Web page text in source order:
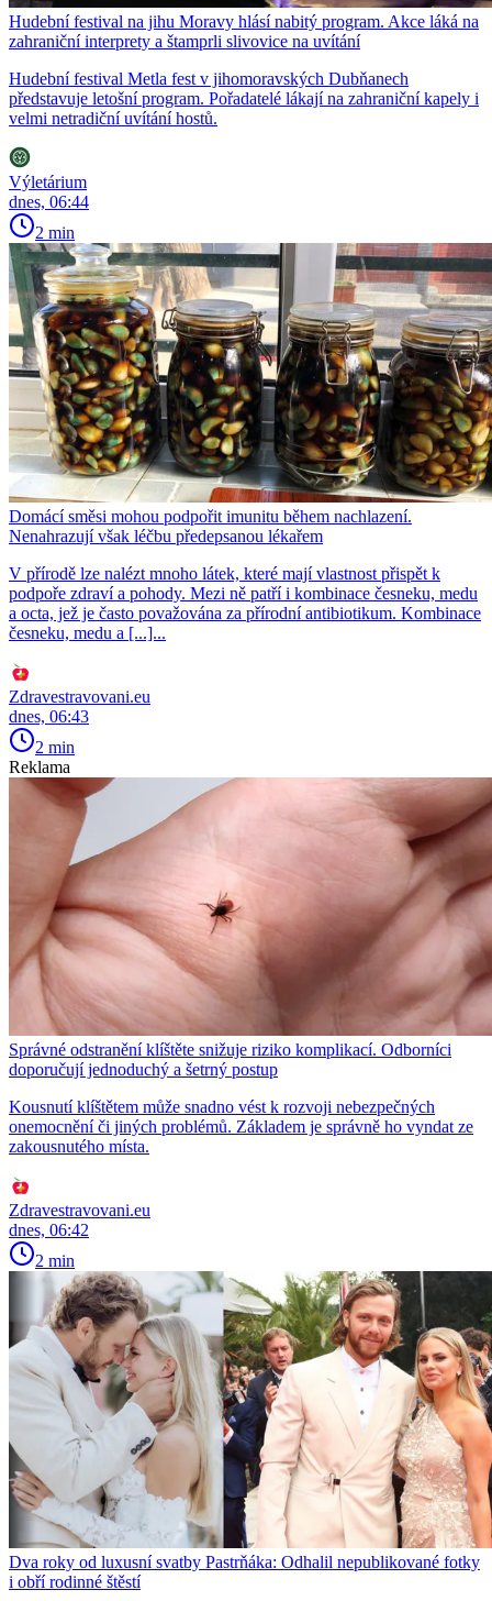
Hudební festival na jihu Moravy hlásí nabitý program. Akce láká na
zahraniční interprety a štamprli slivovice na uvítání
Hudební festival Metla fest v jihomoravských Dubňanech
představuje letošní program. Pořadatelé lákají na zahraniční kapely i
velmi netradiční uvítání hostů.
Výletárium
dnes, 06:44
2 min
Domácí směsi mohou podpořit imunitu během nachlazení.
Nenahrazují však léčbu předepsanou lékařem
V přírodě lze nalézt mnoho látek, které mají vlastnost přispět k
podpoře zdraví a pohody. Mezi ně patří i kombinace česneku, medu
a octa, jež je často považována za přírodní antibiotikum. Kombinace
česneku, medu a [...]...
Zdravestravovani.eu
dnes, 06:43
2 min
Reklama
Správné odstranění klíštěte snižuje riziko komplikací. Odborníci
doporučují jednoduchý a šetrný postup
Kousnutí klíštětem může snadno vést k rozvoji nebezpečných
onemocnění či jiných problémů. Základem je správně ho vyndat ze
zakousnutého místa.
Zdravestravovani.eu
dnes, 06:42
2 min
Dva roky od luxusní svatby Pastrňáka: Odhalil nepublikované fotky
i obří rodinné štěstí